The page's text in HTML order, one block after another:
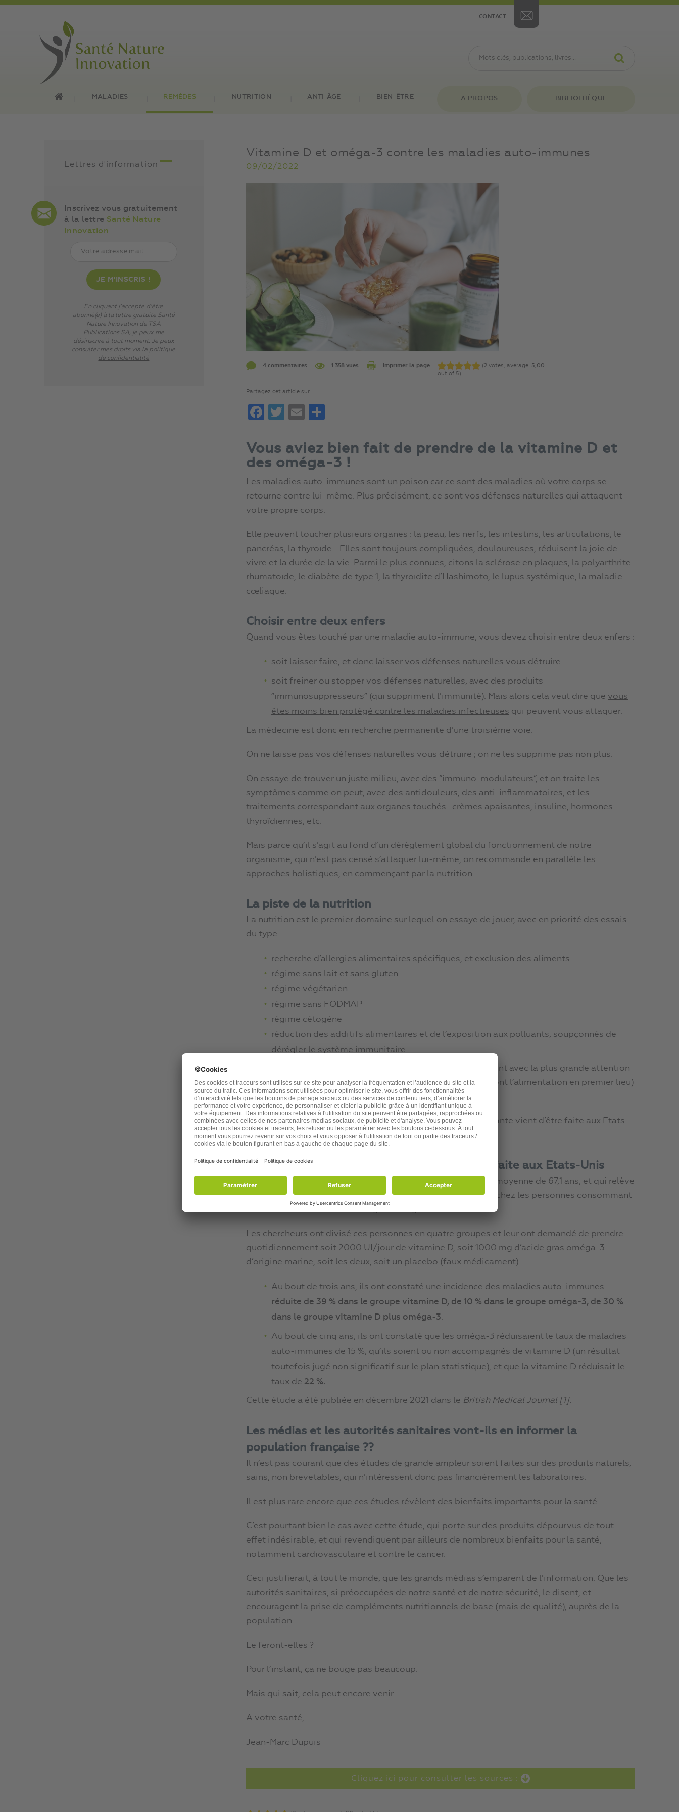
CONTACT
MALADIES REMÈDES NUTRITION ANTI-ÂGE BIEN-ÊTRE A PROPOS BIBLIOTHÈQUE
Lettres d'information
Inscrivez vous gratuitement
à la lettre Santé Nature
Innovation
En cliquant j’accepte d’être
abonné(e) à la lettre gratuite Santé
Nature Innovation de TSA
Publications SA, je peux me
désinscrire à tout moment. Je peux
consulter mes droits via la politique
de confidentialité
Vitamine D et oméga-3 contre les maladies auto-immunes
09/02/2022
4 commentaires 1 358 vues Imprimer la page (2 votes, average: 5,00
out of 5)
Partagez cet article sur :
FacebookTwitterEmail
Vous aviez bien fait de prendre de la vitamine D et
des oméga-3 !
Les maladies auto-immunes sont un poison car ce sont des maladies où votre corps se
retourne contre lui-même. Plus précisément, ce sont vos défenses naturelles qui attaquent
votre propre corps.
Elle peuvent toucher plusieurs organes : la peau, les nerfs, les intestins, les articulations, le
pancréas, la thyroïde… Elles sont toujours compliquées, douloureuses, réduisent la joie de
vivre et la durée de la vie. Parmi le plus connues, citons la sclérose en plaques, la polyarthrite
rhumatoïde, le diabète de type 1, la thyroïdite d’Hashimoto, le lupus systémique, la maladie
cœliaque.
Choisir entre deux enfers
Quand vous êtes touché par une maladie auto-immune, vous devez choisir entre deux enfers :
soit laisser faire, et donc laisser vos défenses naturelles vous détruire
soit freiner ou stopper vos défenses naturelles, avec des produits
“immunosuppresseurs” (qui suppriment l’immunité). Mais alors cela veut dire que vous
êtes moins bien protégé contre les maladies infectieuses qui peuvent vous attaquer.
La médecine est donc en recherche permanente d’une troisième voie.
On ne laisse pas vos défenses naturelles vous détruire ; on ne les supprime pas non plus.
On essaye de trouver un juste milieu, avec des “immuno-modulateurs”, et on traite les
symptômes comme on peut, avec des antidouleurs, des anti-inflammatoires, et les
traitements correspondant aux organes touchés : crèmes apaisantes, insuline, hormones
thyroïdiennes, etc.
Mais parce qu’il s’agit au fond d’un dérèglement global du fonctionnement de notre
organisme, qui n’est pas censé s’attaquer lui-même, on recommande en parallèle les
approches holistiques, en commençant par la nutrition :
La piste de la nutrition
La nutrition est le premier domaine sur lequel on essaye de jouer, avec en priorité des essais
du type :
recherche d’allergies alimentaires spécifiques, et exclusion des aliments
régime sans lait et sans gluten
régime végétarien
régime sans FODMAP
régime cétogène
réduction des additifs alimentaires et de l’exposition aux polluants, soupçonnés de
dérégler le système immunitaire.
Comme les résultats restent aléatoires, les chercheurs scrutent avec la plus grande attention
toutes les études établissant un lien entre le mode de vie (dont l’alimentation en premier lieu)
et le déclenchement des maladies auto-immunes.
Et là, chère lectrice, cher lecteur, une découverte très importante vient d’être faite aux Etats-
Unis.
Une découverte très importante vient d’être faite aux Etats-Unis
Il s’agit d’une étude portant sur 26 000 personnes âgées en moyenne de 67,1 ans, et qui relève
une forte baisse de l’incidence des maladies auto-immunes chez les personnes consommant
Les chercheurs ont divisé ces personnes en quatre groupes et leur ont demandé de prendre
quotidiennement soit 2000 UI/jour de vitamine D, soit 1000 mg d’acide gras oméga-3
d’origine marine, soit les deux, soit un placebo (faux médicament).
Au bout de trois ans, ils ont constaté une incidence des maladies auto-immunes
réduite de 39 % dans le groupe vitamine D, de 10 % dans le groupe oméga-3, de 30 %
dans le groupe vitamine D plus oméga-3.
Au bout de cinq ans, ils ont constaté que les oméga-3 réduisaient le taux de maladies
auto-immunes de 15 %, qu’ils soient ou non accompagnés de vitamine D (un résultat
toutefois jugé non significatif sur le plan statistique), et que la vitamine D réduisait le
taux de 22 %.
Cette étude a été publiée en décembre 2021 dans le British Medical Journal [1].
Les médias et les autorités sanitaires vont-ils en informer la
population française ??
Il n’est pas courant que des études de grande ampleur soient faites sur des produits naturels,
sains, non brevetables, qui n’intéressent donc pas financièrement les laboratoires.
Il est plus rare encore que ces études révèlent des bienfaits importants pour la santé.
C’est pourtant bien le cas avec cette étude, qui porte sur des produits dépourvus de tout
effet indésirable, et qui revendiquent par ailleurs de nombreux bienfaits pour la santé,
notamment cardiovasculaire et contre le cancer.
Ceci justifierait, à tout le monde, que les grands médias s’emparent de l’information. Que les
autorités sanitaires, si préoccupées de notre santé et de notre sécurité, le disent, et
encouragent la prise de compléments nutritionnels de base (mais de qualité), auprès de la
population.
Le feront-elles ?
Pour l’instant, ça ne bouge pas beaucoup.
Mais qui sait, cela peut encore venir.
A votre santé,
Jean-Marc Dupuis
Cliquez ici pour consulter les sources :